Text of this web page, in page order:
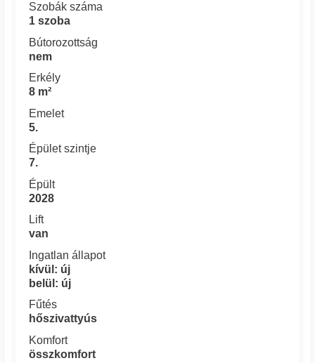
Szobák száma
1 szoba
Bútorozottság
nem
Erkély
8 m²
Emelet
5.
Épület szintje
7.
Épült
2028
Lift
van
Ingatlan állapot
kívül: új
belül: új
Fűtés
hőszivattyús
Komfort
összkomfort